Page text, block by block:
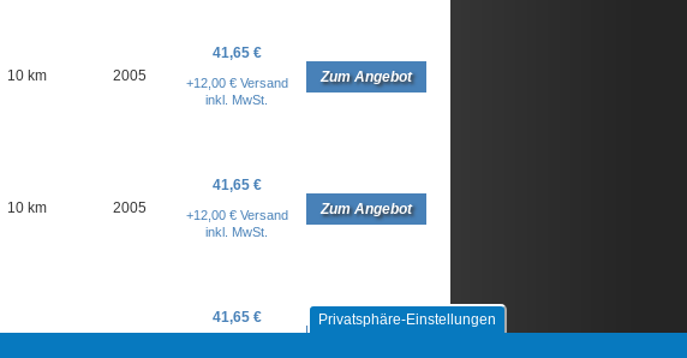
10 km 2005
41,65 €
+12,00 € Versand
inkl. MwSt.
Zum Angebot
10 km 2005
41,65 €
+12,00 € Versand
inkl. MwSt.
Zum Angebot
41,65 €
Privatsphäre-Einstellungen